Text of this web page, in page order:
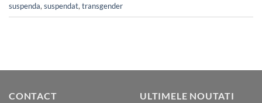
suspenda, suspendat, transgender
CONTACT ULTIMELE NOUTATI